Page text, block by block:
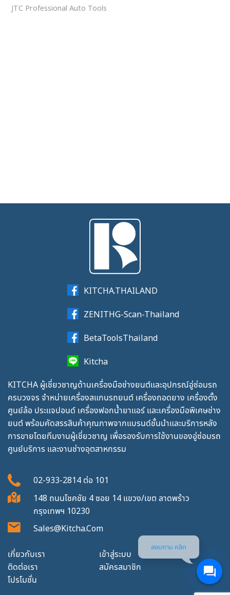
1,980.00 ฿.1,683.00 ฿.
JTC Professional Auto Tools
KITCHA.THAILAND
ZENITHG-Scan-Thailand
BetaToolsThailand
Kitcha
KITCHA ผู้เชี่ยวชาญด้านเครื่องมือช่างยนต์และอุปกรณ์อู่ซ่อมรถ
ครบวงจร จำหน่ายเครื่องสแกนรถยนต์ เครื่องถอดยาง เครื่องตั้ง
ศูนย์ล้อ ประแจปอนด์ เครื่องฟอกน้ำยาแอร์ และเครื่องมือพิเศษช่าง
ยนต์ พร้อมคัดสรรสินค้าคุณภาพจากแบรนด์ชั้นนำและบริการหลัง
การขายโดยทีมงานผู้เชี่ยวชาญ เพื่อรองรับการใช้งานของอู่ซ่อมรถ
ศูนย์บริการ และงานช่างอุตสาหกรรม
02-933-2814 ต่อ 101
148 ถนนโชคชัย 4 ซอย 14 แขวง/เขต ลาดพร้าว
กรุงเทพฯ 10230
Sales@kitcha.com
เกี่ยวกับเรา
ติดต่อเรา
โปรโมชั่น
เข้าสู่ระบบ
สมัครสมาชิก
สอบถาม คลิก